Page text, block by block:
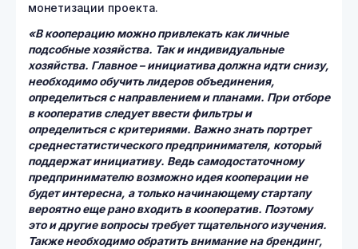
монетизации проекта.
«В кооперацию можно привлекать как личные
подсобные хозяйства. Так и индивидуальные
хозяйства. Главное – инициатива должна идти снизу,
необходимо обучить лидеров объединения,
определиться с направлением и планами. При отборе
в кооператив следует ввести фильтры и
определиться с критериями. Важно знать портрет
среднестатистического предпринимателя, который
поддержат инициативу. Ведь самодостаточному
предпринимателю возможно идея кооперации не
будет интересна, а только начинающему стартапу
вероятно еще рано входить в кооператив. Поэтому
это и другие вопросы требует тщательного изучения.
Также необходимо обратить внимание на брендинг,